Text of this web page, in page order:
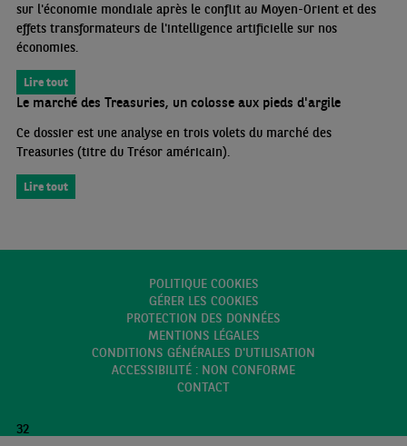
sur l'économie mondiale après le conflit au Moyen-Orient et des
effets transformateurs de l'intelligence artificielle sur nos
économies.
Lire tout
Le marché des Treasuries, un colosse aux pieds d'argile
Ce dossier est une analyse en trois volets du marché des
Treasuries (titre du Trésor américain).
Lire tout
POLITIQUE COOKIES
GÉRER LES COOKIES
PROTECTION DES DONNÉES
MENTIONS LÉGALES
CONDITIONS GÉNÉRALES D'UTILISATION
ACCESSIBILITÉ : NON CONFORME
CONTACT
32